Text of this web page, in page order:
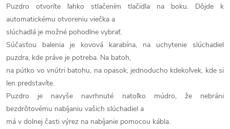
Puzdro otvoríte ľahko stlačením tlačidla na boku. Dôjde k
automatickému otvoreniu viečka a
slúchadlá je možné pohodlne vybrať.
Súčasťou balenia je kovová karabína, na uchytenie slúchadiel
puzdra, kde práve je potreba. Na batoh,
na pútko vo vnútri batohu, na opasok, jednoducho kdekoľvek, kde si
len predstavíte.
Puzdro je navyše navrhnuté natoľko múdro, že nebráni
bezdrôtovému nabíjaniu vašich slúchadiel a
má v dolnej časti výrez na nabíjanie pomocou kábla.